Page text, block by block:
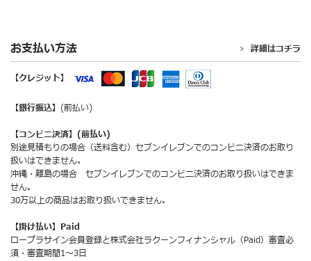
お支払い方法 詳細はコチラ
【クレジット】
【銀行振込】 (前払い)
【コンビニ決済】(前払い)
別途見積もりの場合（送料含む）セブンイレブンでのコンビニ決済のお取り
扱いはできません。
沖縄・離島の場合 セブンイレブンでのコンビニ決済のお取り扱いはできま
せん。
30万以上の商品はお取り扱いできません。
【掛け払い】Paid
ロープラサイン会員登録と株式会社ラクーンフィナンシャル（Paid）審査必
須・審査期間1～3日